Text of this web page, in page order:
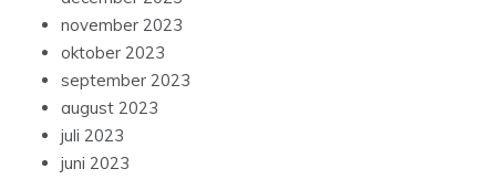
november 2023
oktober 2023
september 2023
august 2023
juli 2023
juni 2023